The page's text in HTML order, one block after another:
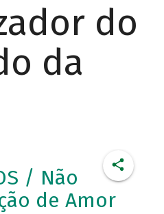
do
da
/ Não
de Amor